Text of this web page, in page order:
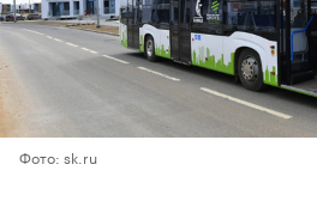
Фото: sk.ru